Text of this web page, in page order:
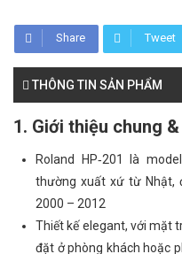
Share Tweet
THÔNG TIN SẢN PHẨM
1. Giới thiệu chung
Roland HP‑201 là
thường xuất xứ từ Nhật,
2000 – 2012
Thiết kế elegant, với mặt
đặt ở phòng khách hoặc